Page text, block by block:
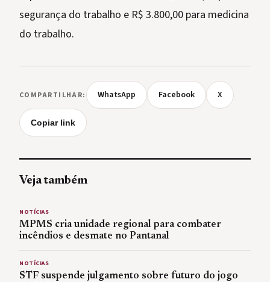
segurança do trabalho e R$ 3.800,00 para medicina
do trabalho.
COMPARTILHAR: WhatsApp Facebook X
Copiar link
Veja também
NOTÍCIAS
MPMS cria unidade regional para combater
incêndios e desmate no Pantanal
NOTÍCIAS
STF suspende julgamento sobre futuro do jogo